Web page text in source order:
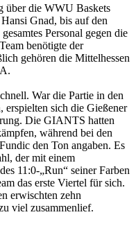
über die WWU Baskets
Gnad, bis auf den
Personal gegen die
benötigte der
gehören die Mittelhessen
War die Partie in den
erspielten sich die Gießener
Die GIANTS hatten
während bei den
den Ton angaben. Es
der mit einem
11:0-„Run“ seiner Farben
das erste Viertel für sich.
erwischten zehn
viel zusammenlief.